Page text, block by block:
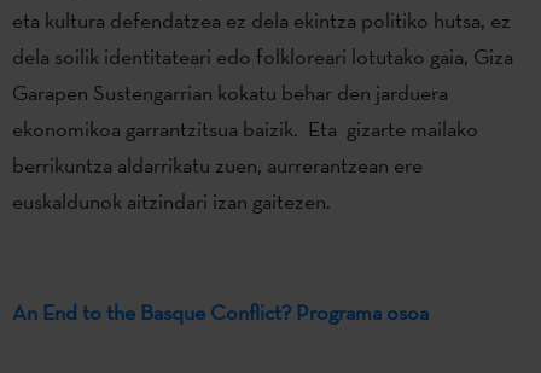
eta kultura defendatzea ez dela ekintza politiko hutsa, ez
dela soilik identitateari edo folkloreari lotutako gaia, Giza
Garapen Sustengarrian kokatu behar den jarduera
ekonomikoa garrantzitsua baizik. Eta gizarte mailako
berrikuntza aldarrikatu zuen, aurrerantzean ere
euskaldunok aitzindari izan gaitezen.
An End to the Basque Conflict? Programa osoa